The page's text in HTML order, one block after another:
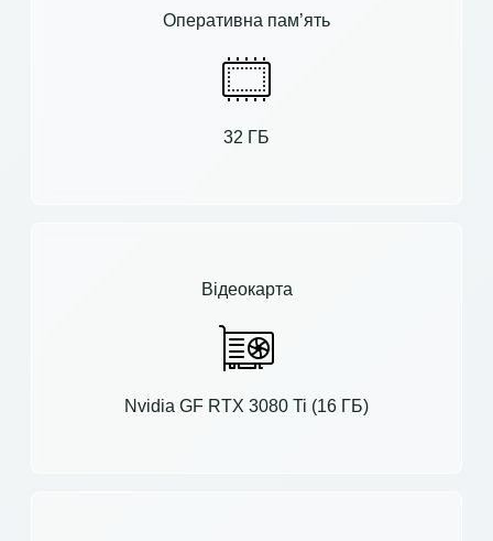
Оперативна пам’ять
32 ГБ
Відеокарта
Nvidia GF RTX 3080 Ti (16 ГБ)